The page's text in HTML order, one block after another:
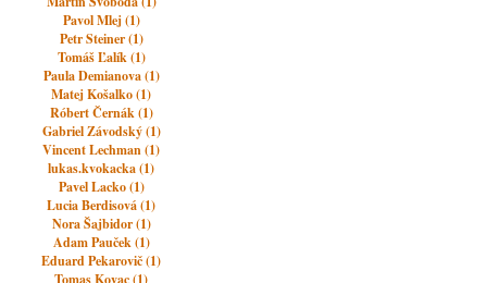
Pavol Mlej (1)
Petr Steiner (1)
Tomáš Ľalík (1)
Paula Demianova (1)
Matej Košalko (1)
Róbert Černák (1)
Gabriel Závodský (1)
Vincent Lechman (1)
lukas.kvokacka (1)
Pavel Lacko (1)
Lucia Berdisová (1)
Nora Šajbidor (1)
Adam Pauček (1)
Eduard Pekarovič (1)
Tomas Kovac (1)